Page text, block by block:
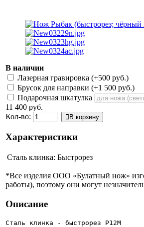
В наличии
Лазерная гравировка (+500 руб.)
Брусок для направки (+1 500 руб.)
Подарочная шкатулка
11 400 руб.
Кол-во:
В корзину
Характеристики
Сталь клинка: Быстрорез
*Все изделия ООО «Булатный нож»
работы), поэтому они могут
Описание
Сталь клинка - быстрорез Р12М